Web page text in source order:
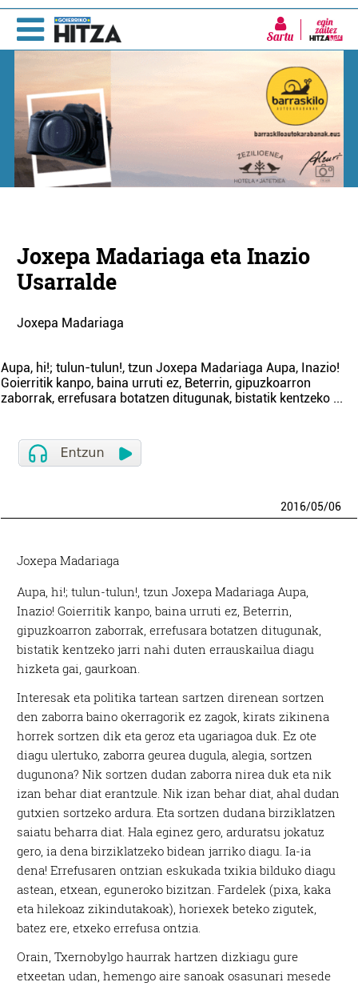
Sartu
Joxepa Madariaga eta Inazio
Usarralde
Joxepa Madariaga
Aupa, hi!; tulun-tulun!, tzun Joxepa Madariaga Aupa, Inazio!
Goierritik kanpo, baina urruti ez, Beterrin, gipuzkoarron
zaborrak, errefusara botatzen ditugunak, bistatik kentzeko ...
2016/05/06
Joxepa Madariaga
Aupa, hi!; tulun-tulun!, tzun Joxepa Madariaga Aupa,
Inazio! Goierritik kanpo, baina urruti ez, Beterrin,
gipuzkoarron zaborrak, errefusara botatzen ditugunak,
bistatik kentzeko jarri nahi duten errauskailua diagu
hizketa gai, gaurkoan.
Interesak eta politika tartean sartzen direnean sortzen
den zaborra baino okerragorik ez zagok, kirats zikinena
horrek sortzen dik eta geroz eta ugariagoa duk. Ez ote
diagu ulertuko, zaborra geurea dugula, alegia, sortzen
dugunona? Nik sortzen dudan zaborra nirea duk eta nik
izan behar diat erantzule. Nik izan behar diat, ahal dudan
gutxien sortzeko ardura. Eta sortzen dudana birziklatzen
saiatu beharra diat. Hala eginez gero, arduratsu jokatuz
gero, ia dena birziklatzeko bidean jarriko diagu. Ia-ia
dena! Errefusaren ontzian eskukada txikia bilduko diagu
astean, etxean, eguneroko bizitzan. Fardelek (pixa, kaka
eta hilekoaz zikindutakoak), horiexek beteko zigutek,
batez ere, etxeko errefusa ontzia.
Orain, Txernobylgo haurrak hartzen dizkiagu gure
etxeetan udan, hemengo aire sanoak osasunari mesede